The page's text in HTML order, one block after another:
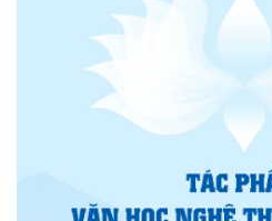
Đại hội lần thứ I Chi hội Nhiếp
2026 – 2031 thành công tốt đẹp
Chi hội Âm nhạc Đông Đắk Lắk tổ
nhiệm kỳ 2026 – 2031